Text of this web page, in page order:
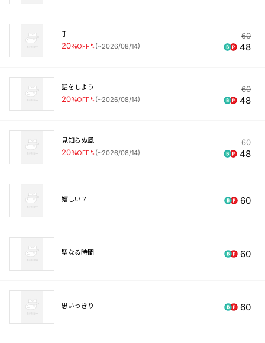
手
20%OFF (~2026/08/14)
60
48
話をしよう
20%OFF (~2026/08/14)
60
48
見知らぬ風
20%OFF (~2026/08/14)
60
48
嬉しい？ 60
聖なる時間 60
思いっきり 60